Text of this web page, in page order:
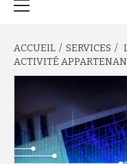
ACCUEIL SERVICES
ACTIVITÉ